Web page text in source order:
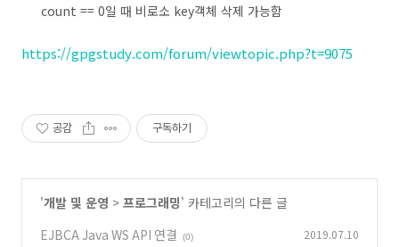
count == 0일 때 비로소 key객체 삭제 가능함
https://gpgstudy.com/forum/viewtopic.php?t=9075
공감 구독하기
'개발 및 운영 > 프로그래밍' 카테고리의 다른 글
EJBCA Java WS API 연결
(0) 2019.07.10